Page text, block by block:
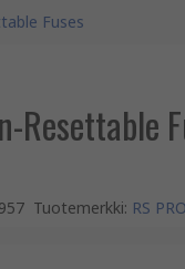
Fuses
Resettable
Tuotemerkki: RS PRO